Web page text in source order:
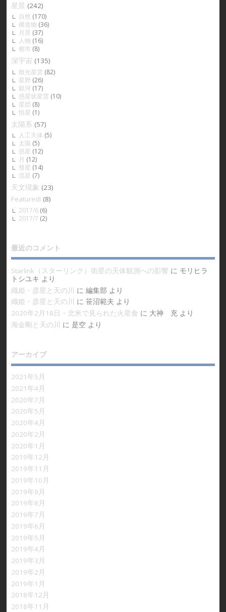
星景 (242)
自然 (170)
構造物 (36)
月景 (37)
人物 (16)
都市 (8)
深宇宙 (135)
散光星雲 (82)
星野 (26)
銀河 (17)
惑星状星雲 (10)
星団 (8)
恒星 (1)
太陽系 (57)
人工天体 (5)
太陽 (5)
惑星 (12)
月 (12)
彗星 (14)
流星 (7)
天文現象 (23)
Featured! (8)
2017/6(6)
2017/7 (2)
最近のコメント
Starlink（スターリンク）衛星の天体観測への影響 に モリヒラ
トシユキ より
織姫・彦星と天の川
に 編集部 より
織姫・彦星と天の川
に 笹沼範夫 より
2020年2月18日・北米で見られた火星食 に 大神 充より
海金剛と天の川
に 是空より
アーカイブ
2021年5月
2021年4月
2020年7月
2020年5月
2020年4月
2020年2月
2020年1月
2019年12月
2019年11月
2019年10月
2019年9月
2019年8月
2019年7月
2019年6月
2019年5月
2019年4月
2019年3月
2019年2月
2019年1月
2018年12月
2018年11月